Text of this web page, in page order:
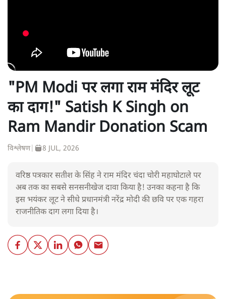
"PM Modi पर लगा राम मंदिर लूट
का दाग!" Satish K Singh on
Ram Mandir Donation Scam
विश्लेषण| 8 JUL, 2026
वरिष्ठ पत्रकार सतीश के सिंह ने राम मंदिर चंदा चोरी महाघोटाले पर
अब तक का सबसे सनसनीखेज दावा किया है! उनका कहना है कि
इस भयंकर लूट ने सीधे प्रधानमंत्री नरेंद्र मोदी की छवि पर एक गहरा
राजनीतिक दाग लगा दिया है।